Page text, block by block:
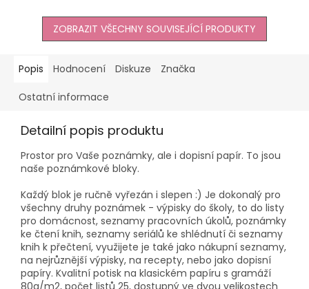
ZOBRAZIT VŠECHNY SOUVISEJÍCÍ PRODUKTY
Popis Hodnocení Diskuze Značka
Ostatní informace
Detailní popis produktu
Prostor pro Vaše poznámky, ale i dopisní papír. To jsou
naše poznámkové bloky.
Každý blok je ručně vyřezán i slepen :) Je dokonalý pro
všechny druhy poznámek - výpisky do školy, to do listy
pro domácnost, seznamy pracovních úkolů, poznámky
ke čtení knih, seznamy seriálů ke shlédnutí či seznamy
knih k přečtení, využijete je také jako nákupní seznamy,
na nejrůznější výpisky, na recepty, nebo jako dopisní
papíry. Kvalitní potisk na klasickém papíru s gramáží
80g/m2, počet listů 25, dostupný ve dvou velikostech